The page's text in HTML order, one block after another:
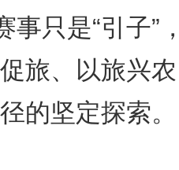
事只是“引子”
旅、以旅兴
的坚定探索。